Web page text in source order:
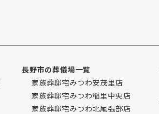
長野市の葬儀場一覧
家族葬邸宅みつわ安茂里店
家族葬邸宅みつわ稲里中央店
家族葬邸宅みつわ北尾張部店